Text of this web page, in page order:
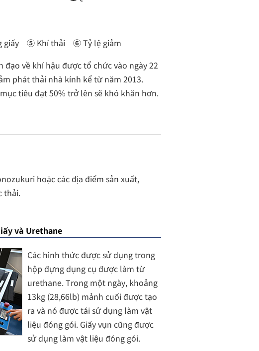
giấy ⑤ Khí thải ⑥Tỷ lệ giảm
về khí hậu được tổ chức vào ngày 22
phát thải nhà kính kể từ năm 2013.
tiêu đạt 50% trở lên sẽ khó khăn hơn.
hoặc các địa điểm sản xuất,
thải.
và Urethane
Các hình thức được sử dụng trong
hộp đựng dụng cụ được làm từ
urethane. Trong một ngày, khoảng
13kg (28,66lb) mảnh cuối được tạo
ra và nó được tái sử dụng làm vật
liệu đóng gói. Giấy vụn cũng được
sử dụng làm vật liệu đóng gói.